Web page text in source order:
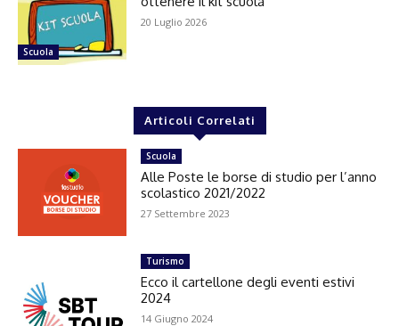
Scuola
20 Luglio 2026
Articoli Correlati
Scuola
Alle Poste le borse di studio per l’anno
scolastico 2021/2022
27 Settembre 2023
Turismo
Ecco il cartellone degli eventi estivi
2024
14 Giugno 2024